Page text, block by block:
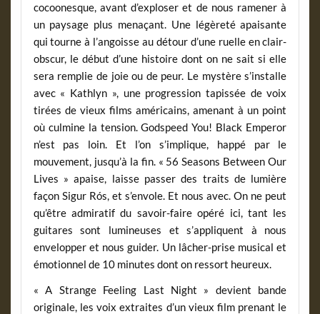
cocoonesque, avant d’exploser et de nous ramener à
un paysage plus menaçant. Une légèreté apaisante
qui tourne à l’angoisse au détour d’une ruelle en clair-
obscur, le début d’une histoire dont on ne sait si elle
sera remplie de joie ou de peur. Le mystère s’installe
avec « Kathlyn », une progression tapissée de voix
tirées de vieux films américains, amenant à un point
où culmine la tension. Godspeed You! Black Emperor
n’est pas loin. Et l’on s’implique, happé par le
mouvement, jusqu’à la fin. « 56 Seasons Between Our
Lives » apaise, laisse passer des traits de lumière
façon Sigur Rós, et s’envole. Et nous avec. On ne peut
qu’être admiratif du savoir-faire opéré ici, tant les
guitares sont lumineuses et s’appliquent à nous
envelopper et nous guider. Un lâcher-prise musical et
émotionnel de 10 minutes dont on ressort heureux.
« A Strange Feeling Last Night » devient bande
originale, les voix extraites d’un vieux film prenant le